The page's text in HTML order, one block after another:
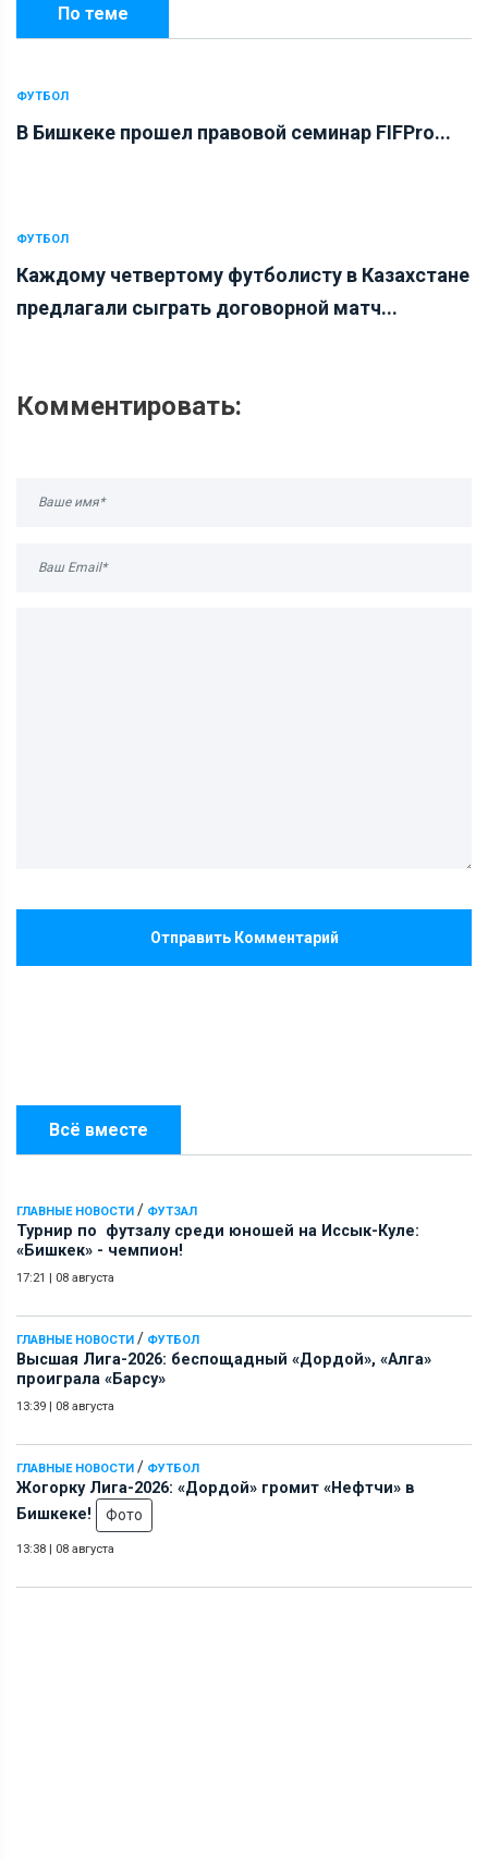
Всё вместе
ГЛАВНЫЕ НОВОСТИ / ФУТЗАЛ
Турнир по футзалу среди юношей на Иссык-Куле:
«Бишкек» - чемпион!
17:21 | 08 августа
ГЛАВНЫЕ НОВОСТИ / ФУТБОЛ
Высшая Лига-2026: беспощадный «Дордой», «Алга»
проиграла «Барсу»
13:39 | 08 августа
ГЛАВНЫЕ НОВОСТИ / ФУТБОЛ
Жогорку Лига-2026: «Дордой» громит «Нефтчи» в
Бишкеке!
Фото
13:38 | 08 августа
По теме
ФУТБОЛ
В Бишкеке прошел правовой семинар FIFPro...
ФУТБОЛ
Каждому четвертому футболисту в Казахстане
предлагали сыграть договорной матч...
Комментировать:
Отправить Комментарий